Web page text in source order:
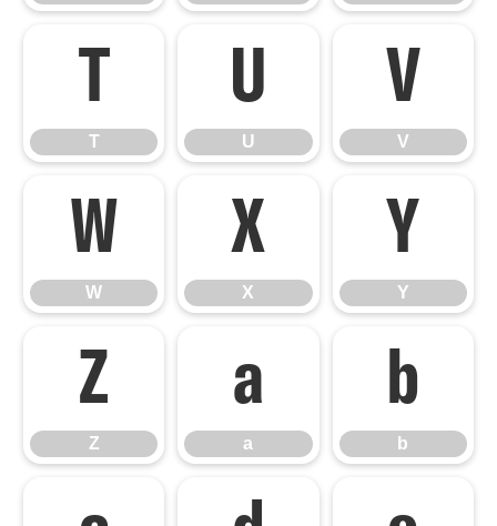
T
T
U
U
V
V
W
W
X
X
Y
Y
Z
Z
a
a
b
b